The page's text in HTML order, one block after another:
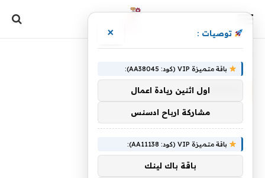
المضخات
توصيات : ×
باقة متميزة VIP (كود: AA38045):
اول اثنين ريادة اعمال
مشاركة ارباح ادسنس
باقة متميزة VIP (كود: AA11138):
باقة باك لينك